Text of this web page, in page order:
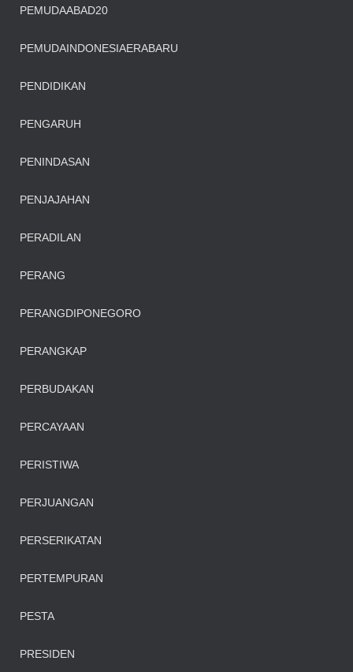
PEMUDAABAD20
PEMUDAINDONESIAERABARU
PENDIDIKAN
PENGARUH
PENINDASAN
PENJAJAHAN
PERADILAN
PERANG
PERANGDIPONEGORO
PERANGKAP
PERBUDAKAN
PERCAYAAN
PERISTIWA
PERJUANGAN
PERSERIKATAN
PERTEMPURAN
PESTA
PRESIDEN